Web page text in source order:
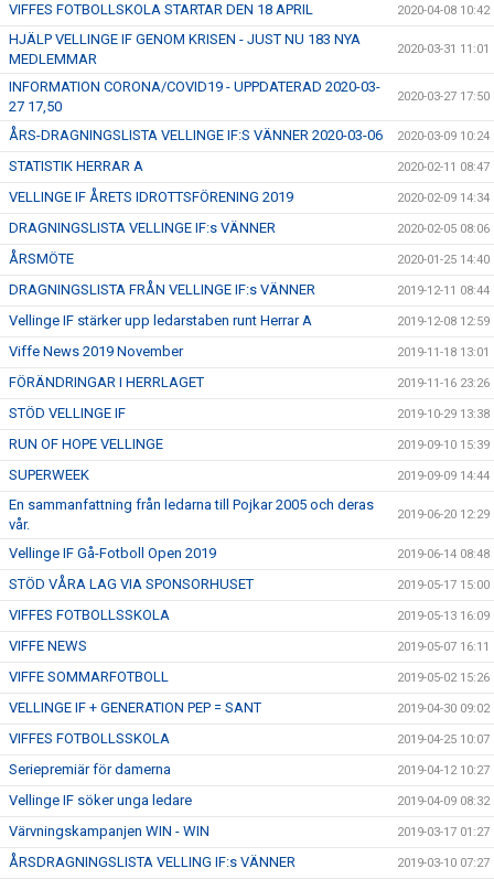
VIFFES FOTBOLLSKOLA STARTAR DEN 18 APRIL 2020-04-08 10:42
HJÄLP VELLINGE IF GENOM KRISEN - JUST NU 183 NYA
MEDLEMMAR
2020-03-31 11:01
INFORMATION CORONA/COVID19 - UPPDATERAD 2020-03-
27 17,50
2020-03-27 17:50
ÅRS-DRAGNINGSLISTA VELLINGE IF:S VÄNNER 2020-03-06 2020-03-09 10:24
STATISTIK HERRAR A 2020-02-11 08:47
VELLINGE IF ÅRETS IDROTTSFÖRENING 2019 2020-02-09 14:34
DRAGNINGSLISTA VELLINGE IF:s VÄNNER 2020-02-05 08:06
ÅRSMÖTE 2020-01-25 14:40
DRAGNINGSLISTA FRÅN VELLINGE IF:s VÄNNER 2019-12-11 08:44
Vellinge IF stärker upp ledarstaben runt Herrar A 2019-12-08 12:59
Viffe News 2019 November 2019-11-18 13:01
FÖRÄNDRINGAR I HERRLAGET 2019-11-16 23:26
STÖD VELLINGE IF 2019-10-29 13:38
RUN OF HOPE VELLINGE 2019-09-10 15:39
SUPERWEEK 2019-09-09 14:44
En sammanfattning från ledarna till Pojkar 2005 och deras
vår.
2019-06-20 12:29
Vellinge IF Gå-Fotboll Open 2019 2019-06-14 08:48
STÖD VÅRA LAG VIA SPONSORHUSET 2019-05-17 15:00
VIFFES FOTBOLLSSKOLA 2019-05-13 16:09
VIFFE NEWS 2019-05-07 16:11
VIFFE SOMMARFOTBOLL 2019-05-02 15:26
VELLINGE IF + GENERATION PEP = SANT 2019-04-30 09:02
VIFFES FOTBOLLSSKOLA 2019-04-25 10:07
Seriepremiär för damerna 2019-04-12 10:27
Vellinge IF söker unga ledare 2019-04-09 08:32
Värvningskampanjen WIN - WIN 2019-03-17 01:27
ÅRSDRAGNINGSLISTA VELLING IF:s VÄNNER 2019-03-10 07:27